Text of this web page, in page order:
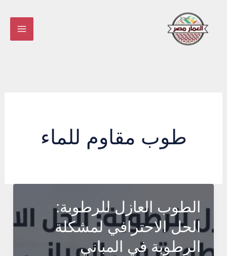
المحتوى
طوب مقاوم للماء
الطوب العازل للرطوبة:
الحل الاحترافي لمشكلة
الرطوبة في المباني